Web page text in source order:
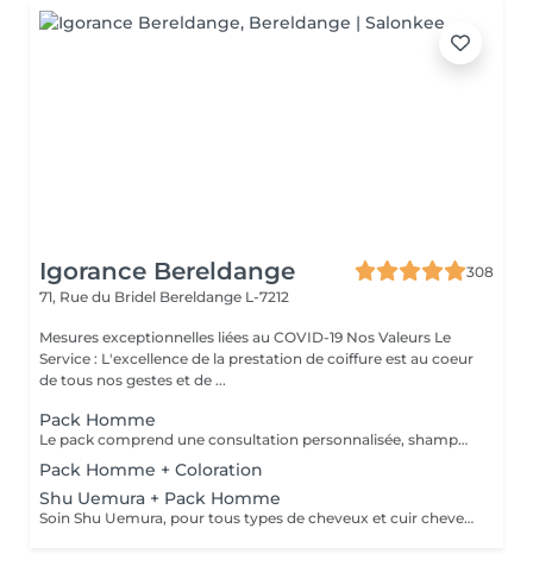
Igorance Bereldange
308
71, Rue du Bridel Bereldange L-7212
Mesures exceptionnelles liées au COVID-19 Nos Valeurs Le
Service : L'excellence de la prestation de coiffure est au coeur
de tous nos gestes et de ...
Pack Homme
Le pack comprend une consultation personnalisée, shampooing et conditionneur spécifiques REDKEN, la coupe IGORANCE (finitions sur cheveux secs ) et les produits de styling REDKEN * Tarifs à titre indicatifs à confirmer après la consultation personnalisée établit auprès de votre coiffeur/stylist/spécialiste * La direction se réserve le droit d’apporter des modifications pour le bon fonctionnement du salon
Pack Homme + Coloration
Shu Uemura + Pack Homme
Soin Shu Uemura, pour tous types de cheveux et cuir chevelu + Pack Homme